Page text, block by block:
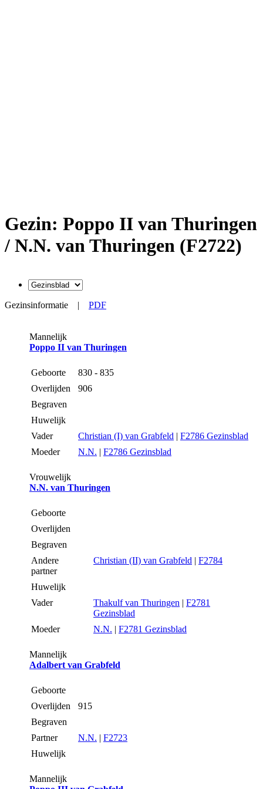
Gezin: Poppo II van Thuringen
/ N.N. van Thuringen (F2722)
Gezinsinformatie | PDF
Mannelijk
Poppo II van Thuringen
Geboorte
830 - 835
Overlijden
906
Begraven
Huwelijk
Vader
Christian (I) van Grabfeld | F2786 Gezinsblad
Moeder
N.N. | F2786 Gezinsblad
Vrouwelijk
N.N. van Thuringen
Geboorte
Overlijden
Begraven
Andere
partner
Christian (II) van Grabfeld | F2784
Huwelijk
Vader
Thakulf van Thuringen | F2781
Gezinsblad
Moeder
N.N. | F2781 Gezinsblad
Mannelijk
Adalbert van Grabfeld
Geboorte
Overlijden
915
Begraven
Partner
N.N. | F2723
Huwelijk
Mannelijk